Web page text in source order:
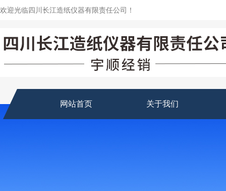
欢迎光临四川长江造纸仪器有限责任公司！
网站首页 关于我们